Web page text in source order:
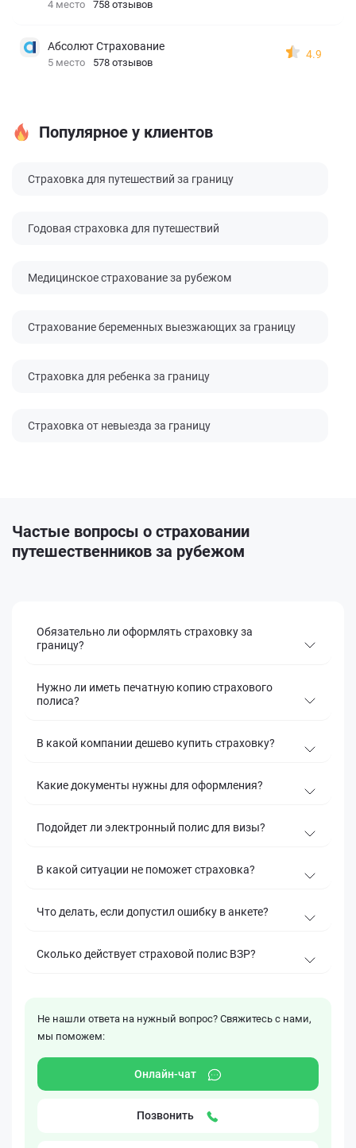
4 место 758 отзывов
Абсолют Страхование
5 место 578 отзывов
4.9
Популярное у клиентов
Страховка для путешествий за границу
Годовая страховка для путешествий
Медицинское страхование за рубежом
Страхование беременных выезжающих за границу
Страховка для ребенка за границу
Страховка от невыезда за границу
Частые вопросы о страховании
путешественников за рубежом
Обязательно ли оформлять страховку за
границу?
Нужно ли иметь печатную копию страхового
полиса?
В какой компании дешево купить страховку?
Какие документы нужны для оформления?
Подойдет ли электронный полис для визы?
В какой ситуации не поможет страховка?
Что делать, если допустил ошибку в анкете?
Сколько действует страховой полис ВЗР?
Не нашли ответа на нужный вопрос? Свяжитесь с нами,
мы поможем:
Онлайн-чат
Позвонить